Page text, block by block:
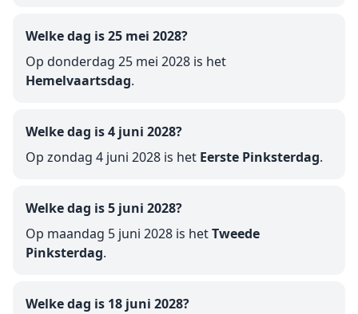
Welke dag is 25 mei 2028?
Op donderdag 25 mei 2028 is het
Hemelvaartsdag.
Welke dag is 4 juni 2028?
Op zondag 4 juni 2028 is het Eerste Pinksterdag.
Welke dag is 5 juni 2028?
Op maandag 5 juni 2028 is hetTweede
Pinksterdag.
Welke dag is 18 juni 2028?